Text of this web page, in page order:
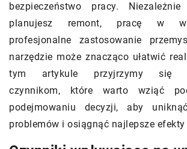
bezpieczeństwo pracy.
planujesz remont, pracę w
profesjonalne zastosowanie
narzędzie może znacząco ułatwić
tym artykule przyjrzymy się
czynnikom, które warto wziąć
podejmowaniu decyzji, aby
problemów i osiągnąć najlepsze efekty